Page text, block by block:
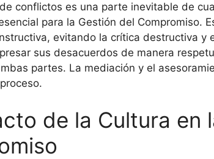
conflictos es una parte inevitable de
para la Gestión del Compromiso.
evitando la crítica destructiva y
sus desacuerdos de manera
partes. La mediación y el
de la Cultura en